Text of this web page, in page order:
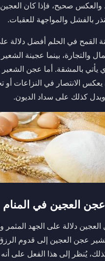
والعكس صحيح، فإذا كان
بالفشل والمواجهة للعقبات.
القمح في الحلم أفضل دلالة
والتجارة، بينما عجينة
يأتي بالمشقة. أما عجن
الانتصار في النزاعات أو
كذلك على سداد الديون.
العجين في المنام
العجين دلالة على الجهد المثمر
عجن العجين إلى قدوم الرزق
يُنظر إلى هذا الفعل على